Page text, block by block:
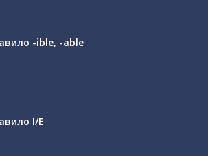
-ible, -able
I/E